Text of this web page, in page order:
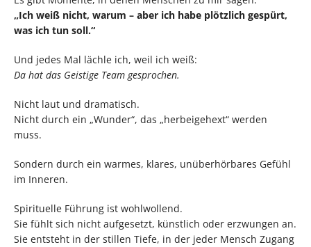
„Ich weiß nicht, warum – aber ich habe plötzlich gespürt,
was ich tun soll.“
Und jedes Mal lächle ich, weil ich weiß:
Da hat das Geistige Team gesprochen.
Nicht laut und dramatisch.
Nicht durch ein „Wunder“, das „herbeigehext“ werden
muss.
Sondern durch ein warmes, klares, unüberhörbares Gefühl
im Inneren.
Spirituelle Führung ist wohlwollend.
Sie fühlt sich nicht aufgesetzt, künstlich oder erzwungen an.
Sie entsteht in der stillen Tiefe, in der jeder Mensch Zugang